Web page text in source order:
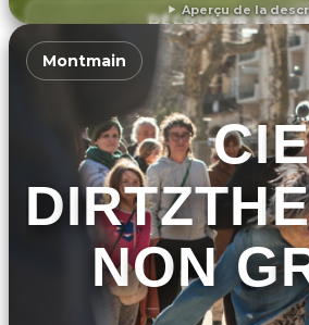
Aperçu de la
DÉCOUVRIR
Montmain
CIE
NON